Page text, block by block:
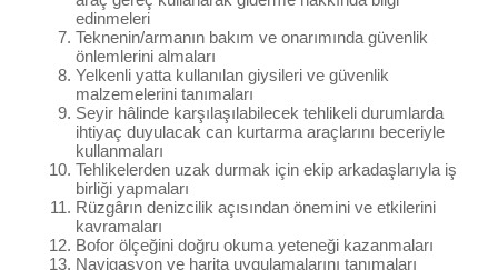
edinmeleri
Teknenin/armanın bakım ve onarımında güvenlik
önlemlerini almaları
Yelkenli yatta kullanılan giysileri ve güvenlik
malzemelerini tanımaları
Seyir hâlinde karşılaşılabilecek tehlikeli durumlarda
ihtiyaç duyulacak can kurtarma araçlarını beceriyle
kullanmaları
Tehlikelerden uzak durmak için ekip arkadaşlarıyla iş
birliği yapmaları
Rüzgârın denizcilik açısından önemini ve etkilerini
kavramaları
Bofor ölçeğini doğru okuma yeteneği kazanmaları
Navigasyon ve harita uygulamalarını tanımaları